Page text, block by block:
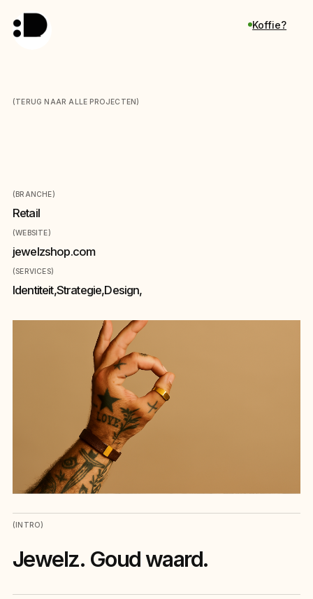
Koffie?
(TERUG NAAR ALLE PROJECTEN)
Jewelz
(BRANCHE)
Retail
(WEBSITE)
jewelzshop.com
(SERVICES)
Identiteit,Strategie,Design,
(INTRO)
Jewelz. Goud waard.